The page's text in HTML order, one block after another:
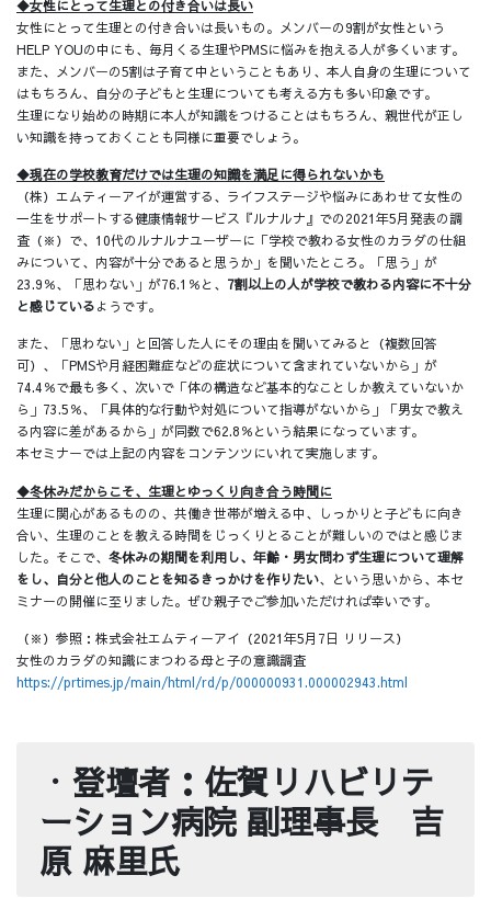
◆女性にとって生理との付き合いは長い
女性にとって生理との付き合いは長いもの。メンバーの9割が女性という
HELP YOUの中にも、毎月くる生理やPMSに悩みを抱える人が多くいます。
また、メンバーの5割は子育て中ということもあり、本人自身の生理について
はもちろん、自分の子どもと生理についても考える方も多い印象です。
生理になり始めの時期に本人が知識をつけることはもちろん、親世代が正し
い知識を持っておくことも同様に重要でしょう。
◆現在の学校教育だけでは生理の知識を満足に得られないかも
（株）エムティーアイが運営する、ライフステージや悩みにあわせて女性の
一生をサポートする健康情報サービス『ルナルナ』での2021年5月発表の調
査（※）で、10代のルナルナユーザーに「学校で教わる女性のカラダの仕組
みについて、内容が十分であると思うか」を聞いたところ。「思う」が
23.9％、「思わない」が76.1％と、 7割以上の人が学校で教わる内容に不十分
と感じているようです。
また、「思わない」と回答した人にその理由を聞いてみると（複数回答
可）、「PMSや月経困難症などの症状について含まれていないから」が
74.4％で最も多く、次いで「体の構造など基本的なことしか教えていないか
ら」73.5％、「具体的な行動や対処について指導がないから」「男女で教え
る内容に差があるから」が同数で62.8％という結果になっています。
本セミナーでは上記の内容をコンテンツにいれて実施します。
◆冬休みだからこそ、生理とゆっくり向き合う時間に
生理に関心があるものの、共働き世帯が増える中、しっかりと子どもに向き
合い、生理のことを教える時間をじっくりとることが難しいのではと感じま
した。そこで、 冬休みの期間を利用し、年齢・男女問わず生理について理解
をし、自分と他人のことを知るきっかけを作りたい、という思いから、本セ
ミナーの開催に至りました。ぜひ親子でご参加いただければ幸いです。
（※）参照：株式会社エムティーアイ（2021年5月7日 リリース）
女性のカラダの知識にまつわる母と子の意識調査
https://prtimes.jp/main/html/rd/p/000000931.000002943.html
・ 登壇者：佐賀リハビリテ
ーション病院 副理事長 吉
原 麻里氏